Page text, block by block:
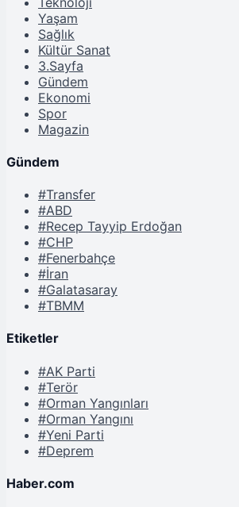
Yaşam
Sağlık
Kültür Sanat
3.Sayfa
Gündem
Ekonomi
Spor
Magazin
Gündem
#Transfer
#ABD
#Recep Tayyip Erdoğan
#CHP
#Fenerbahçe
#İran
#Galatasaray
#TBMM
Etiketler
#AK Parti
#Terör
#Orman Yangınları
#Orman Yangını
#Yeni Parti
#Deprem
Haber.com